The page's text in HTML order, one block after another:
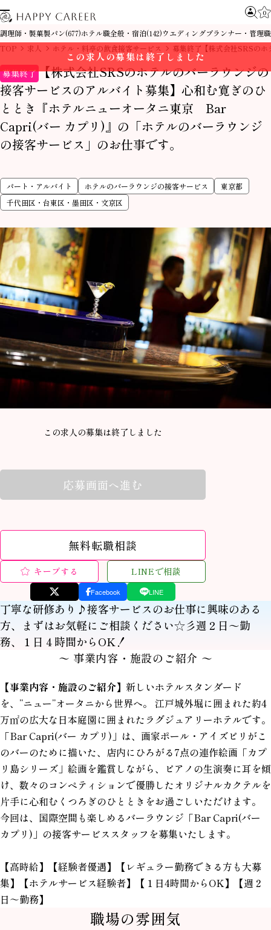
0
調理師・製菓製パン(677)ホテル職全般・宿泊(142)ウエディングプランナー・管理職
TOP
求人 ホテル・料亭の飲食接客サービス 募集終了【株式会社SRSの
この求人の募集は終了しました
募集終了 【株式会社SRSのホテルのバーラウンジの
接客サービスのアルバイト募集】心和む寛ぎのひ
ととき『ホテルニューオータニ東京 Bar
Capri(バー カプリ)』の「ホテルのバーラウンジ
の接客サービス」のお仕事です。
パート・アルバイト ホテルのバーラウンジの接客サービス
東京都
千代田区・台東区・墨田区・文京区
この求人の募集は終了しました
応募画面へ進む
無料転職相談
キープする LINEで相談
Facebook LINE
丁寧な研修あり♪接客サービスのお仕事に興味のある
方、まずはお気軽にご相談ください☆彡週２日～勤
務、１日４時間からOK！
〜 事業内容・施設のご紹介 〜
【事業内容・施設のご紹介】 新しいホテルスタンダード
を、”ニュー”オータニから世界へ。 江戸城外堀に囲まれた約4
万㎡の広大な日本庭園に囲まれたラグジュアリーホテルです。
「Bar Capri(バー カプリ)」は、画家ポール・アイズピリがこ
のバーのために描いた、店内にひろがる7点の連作絵画「カプ
リ島シリーズ」絵画を鑑賞しながら、ピアノの生演奏に耳を傾
け、数々のコンペティションで優勝したオリジナルカクテルを
片手に心和むくつろぎのひとときをお過ごしいただけます。
今回は、国際空間も楽しめるバーラウンジ「Bar Capri(バー
カプリ)」の接客サービススタッフを募集いたします。
【高時給】【経験者優遇】【レギュラー勤務できる方も大募
集】【ホテルサービス経験者】【１日4時間からOK】【週２
日～勤務】
職場の雰囲気